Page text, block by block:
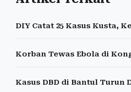
DIY Catat 25 Kasus Kusta,
Korban Tewas Ebola di
Kasus DBD di Bantul Turun